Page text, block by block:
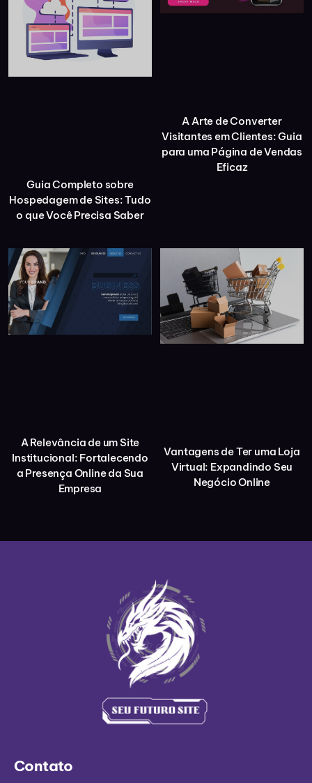
Guia Completo sobre
Hospedagem de Sites: Tudo
o que Você Precisa Saber
A Arte de Converter
Visitantes em Clientes: Guia
para uma Página de Vendas
Eficaz
A Relevância de um Site
Institucional: Fortalecendo
a Presença Online da Sua
Empresa
Vantagens de Ter uma Loja
Virtual: Expandindo Seu
Negócio Online
Contato